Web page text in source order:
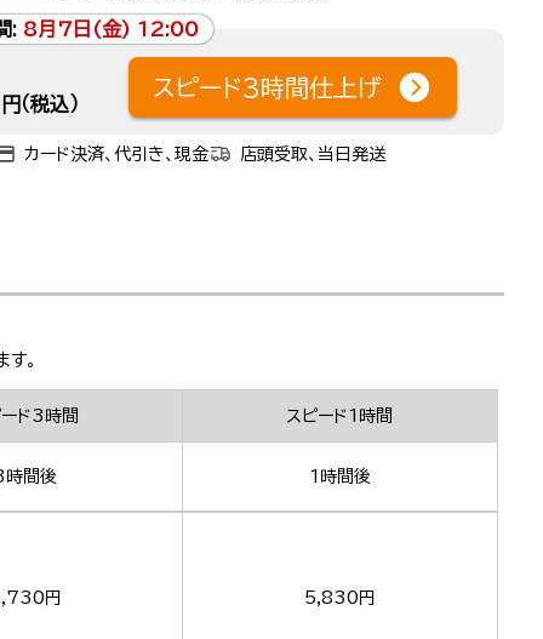
: 8月7日(金) 12:00
円（税込）
スピード3時間仕上げ
カード決済、代引き、現金 店頭受取、当日発送
。
ド3時間 スピード1時間
間後 1時間後
円 5,830円